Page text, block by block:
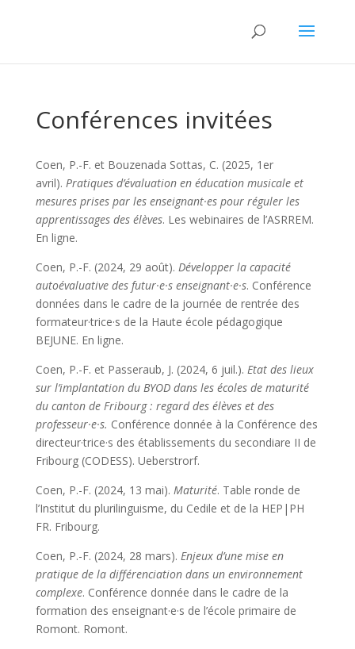
Conférences invitées
Coen, P.-F. et Bouzenada Sottas, C. (2025, 1er
avril). Pratiques d’évaluation en éducation musicale et
mesures prises par les enseignant·es pour réguler les
apprentissages des élèves. Les webinaires de l’ASRREM.
En ligne.
Coen, P.-F. (2024, 29 août). Développer la capacité
autoévaluative des futur·e·s enseignant·e·s. Conférence
données dans le cadre de la journée de rentrée des
formateur·trice·s de la Haute école pédagogique
BEJUNE. En ligne.
Coen, P.-F. et Passeraub, J. (2024, 6 juil.). Etat des lieux
sur l’implantation du BYOD dans les écoles de maturité
du canton de Fribourg : regard des élèves et des
professeur·e·s. Conférence donnée à la Conférence des
directeur·trice·s des établissements du secondiare II de
Fribourg (CODESS). Ueberstrorf.
Coen, P.-F. (2024, 13 mai). Maturité. Table ronde de
l’Institut du plurilinguisme, du Cedile et de la HEP|PH
FR. Fribourg.
Coen, P.-F. (2024, 28 mars). Enjeux d’une mise en
pratique de la différenciation dans un environnement
complexe. Conférence donnée dans le cadre de la
formation des enseignant·e·s de l’école primaire de
Romont. Romont.